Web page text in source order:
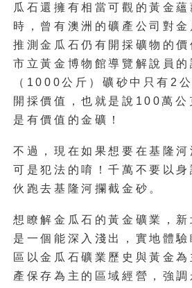
瓜石還擁有相當可觀的黃金
時，曾有澳洲的礦產公司對金
推測金瓜石仍有開採礦物的
市立黃金博物館導覽解說員
（1000公斤）礦砂中只有2
開採價值，也就是說100萬公
是有價值的金礦！
不過，現在如果想要在基隆河
可是犯法的唷！千萬不要以
伙跑去基隆河攔截金砂。
想瞭解金瓜石的黃金礦業，
是一個能深入淺出，實地體
區以金瓜石礦業歷史與黃金
產保存為主的區域經營，強